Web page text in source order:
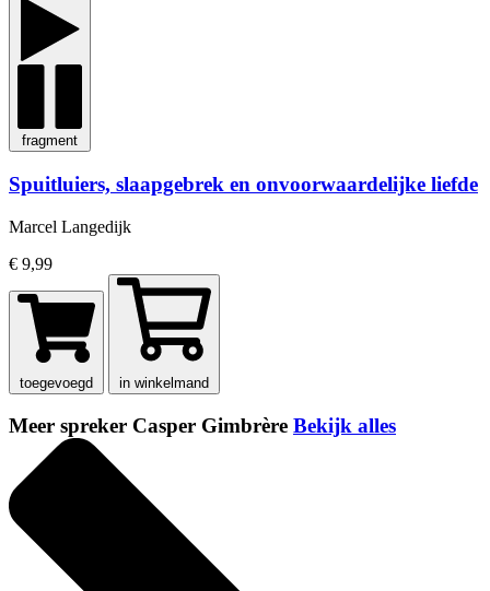
fragment
Spuitluiers, slaapgebrek en onvoorwaardelijke liefde
Marcel Langedijk
€ 9,99
toegevoegd in winkelmand
Meer spreker Casper Gimbrère Bekijk alles